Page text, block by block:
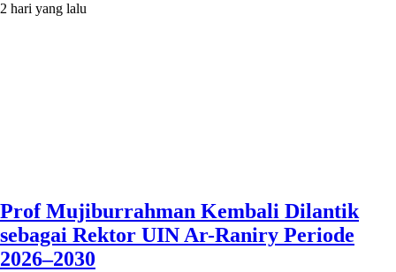
2 hari yang lalu
Prof Mujiburrahman Kembali Dilantik
sebagai Rektor UIN Ar-Raniry Periode
2026–2030